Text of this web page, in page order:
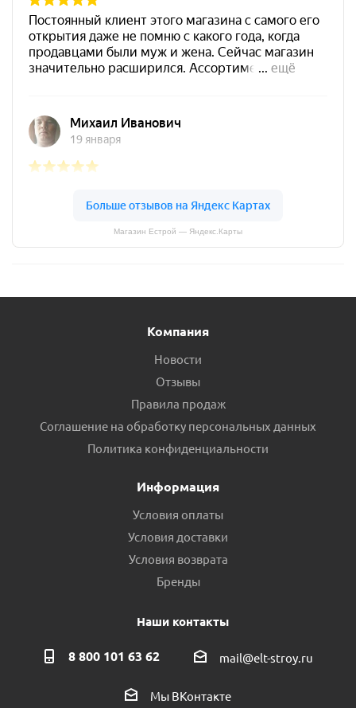
Магазин Естрой — Яндекс.Карты
Компания
Новости
Отзывы
Правила продаж
Соглашение на обработку персональных данных
Политика конфиденциальности
Информация
Условия оплаты
Условия доставки
Условия возврата
Бренды
Наши контакты
8 800 101 63 62 mail@elt-stroy.ru
Мы ВКонтакте